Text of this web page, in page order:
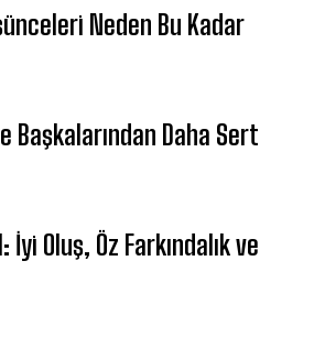
Neden Bu Kadar
Başkalarından Daha Sert
İyi Oluş, Öz Farkındalık ve